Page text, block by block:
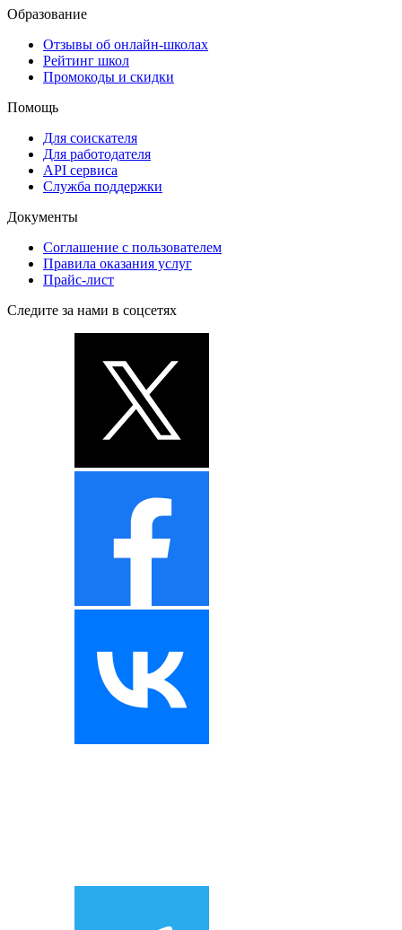
Образование
Отзывы об онлайн-школах
Рейтинг школ
Промокоды и скидки
Помощь
Для соискателя
Для работодателя
API сервиса
Служба поддержки
Документы
Соглашение с пользователем
Правила оказания услуг
Прайс-лист
Следите за нами в соцсетях